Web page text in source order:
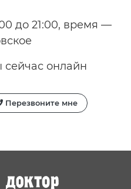
до 21:00, время —
сейчас онлайн
Перезвоните мне